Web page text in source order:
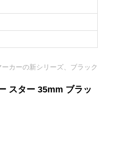
カーの新シリーズ、ブラック
スター 35mm ブラッ